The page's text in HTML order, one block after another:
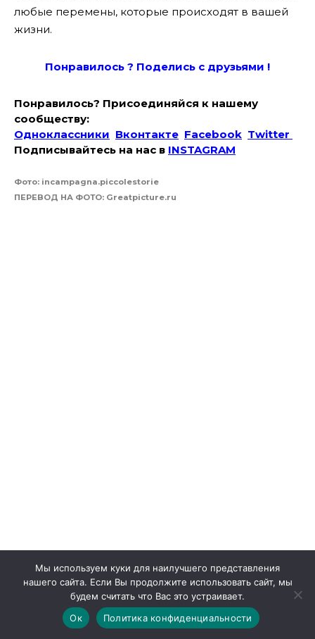
любые перемены, которые происходят в вашей
жизни.
Понравилось ? Поделись с друзьями !
Понравилось? Присоединяйся к нашему
сообществу:
Одноклассники Вконтакте Facebook Twitter
Подписывайтесь на наc в INSTAGRAM
Фото: incampagna.piccolestorie
ПЕРЕВОД НА ФОТО: Greatpicture.ru
Мы используем куки для наилучшего представления
нашего сайта. Если Вы продолжите использовать сайт, мы
будем считать что Вас это устраивает.
Ок
Политика конфиденциальности